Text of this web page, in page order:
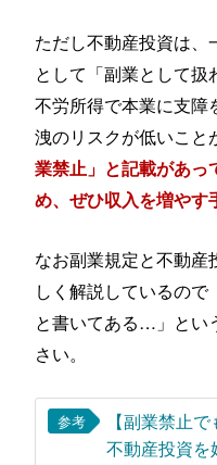
ただし不動産投資は、
として「副業として扱
不労所得で本業に支障
洩のリスクが低いこと
業禁止」と記載があっ
め、ぜひ収入を増やす
なお副業規定と不動
しく解説しているの
と書いてある…」とい
さい。
参考
【副業禁止
不動産投資を